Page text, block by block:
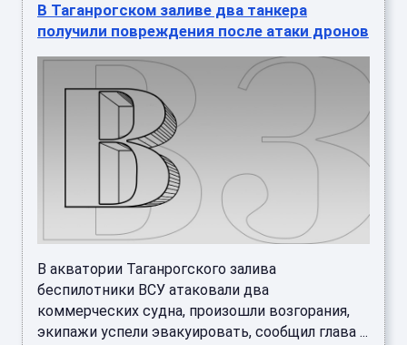
В Таганрогском заливе два танкера
получили повреждения после атаки дронов
В акватории Таганрогского залива
беспилотники ВСУ атаковали два
коммерческих судна, произошли возгорания,
экипажи успели эвакуировать, сообщил глава ...